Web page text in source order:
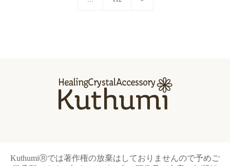
KuthumiⓇでは著作権の放棄はしておりませんので予めご